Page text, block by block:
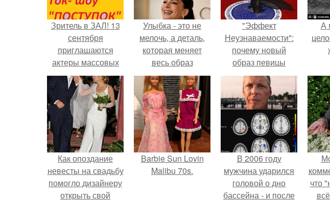
Зритель в ЗАЛ! 13
сентября
приглашаются
актеры массовых
сцен для участия в
съёмках.
Улыбка - это не
мелочь, а деталь,
которая меняет
весь образ
человека.
"Эффект
Неузнаваемости":
почему новый
образ певицы
вызвал споры о
гранях
возможного?
А
Как опоздание
невесты на свадьбу
помогло дизайнеру
открыть свой
Barbie Sun Lovin
Malibu 70s.
В 2006 году
мужчина ударился
головой о дно
бассейна - и после
что